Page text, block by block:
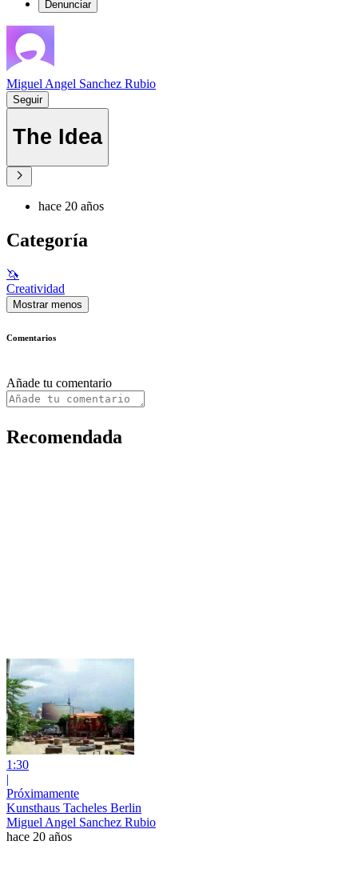
Denunciar
Miguel Angel Sanchez Rubio
Seguir
The Idea
hace 20 años
Categoría
🦄
Creatividad
Mostrar menos
Comentarios
Añade tu comentario
Recomendada
1:30
|
Próximamente
Kunsthaus Tacheles Berlin
Miguel Angel Sanchez Rubio
hace 20 años